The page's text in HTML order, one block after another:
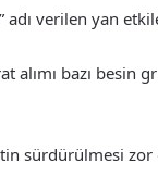
verilen yan
bazı besin
sürdürülmesi zor